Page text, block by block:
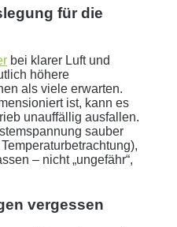
für die
bei klarer Luft und
höhere
als viele erwarten.
ist, kann es
unauffällig ausfallen.
sauber
– nicht „ungefähr“,
vergessen